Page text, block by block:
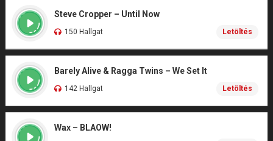
Steve Cropper – Until Now
150 Hallgat Letöltés
Barely Alive & Ragga Twins – We Set It
142 Hallgat Letöltés
Wax – BLAOW!